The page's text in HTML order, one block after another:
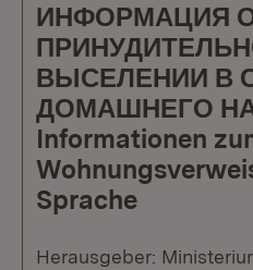
ИНФОРМАЦИЯ
ВЫСЕЛЕНИИ В
ДОМАШНЕГО
Informationen
Sprache
Herausgeber: